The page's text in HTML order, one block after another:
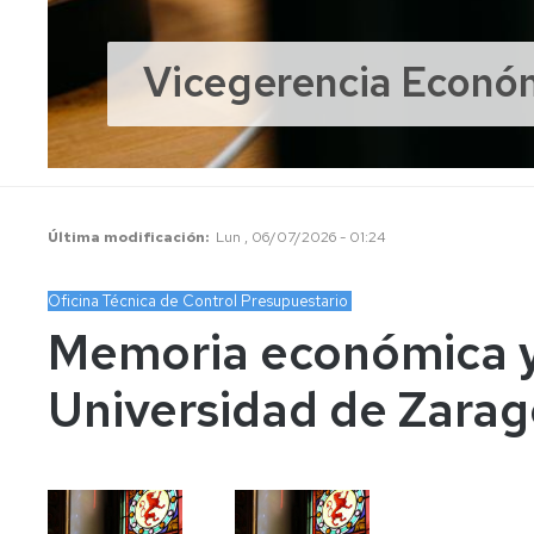
Agencia
de
Hoteles
Precios
públicos
Vicegerencia
Última modificación Lun , 06/07/2026 - 01:24
Oficina Técnica de Control Presupuestario
Memoria económica
Universidad de